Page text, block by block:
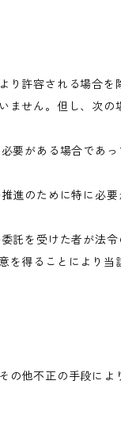
り許容される場合
せん。但し、次の
要がある場合であ
進のために特に必
託を受けた者が法
を得ることにより
他不正の手段によ